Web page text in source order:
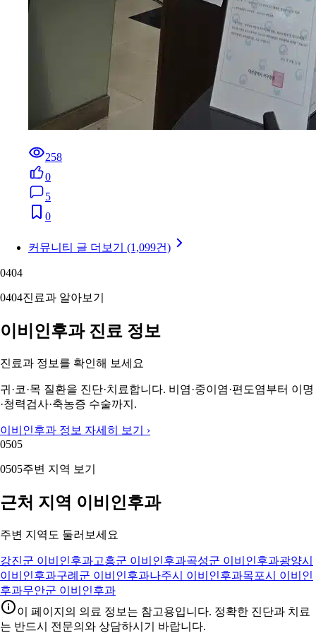
258
0
5
0
커뮤니티 글 더보기 (1,099건)
0404
0404진료과 알아보기
이비인후과 진료 정보
진료과 정보를 확인해 보세요
귀·코·목 질환을 진단·치료합니다. 비염·중이염·편도염부터 이명
·청력검사·축농증 수술까지.
이비인후과 정보 자세히 보기 ›
0505
0505주변 지역 보기
근처 지역 이비인후과
주변 지역도 둘러보세요
강진군 이비인후과고흥군 이비인후과곡성군 이비인후과광양시
이비인후과구례군 이비인후과나주시 이비인후과목포시 이비인
후과무안군 이비인후과
이 페이지의 의료 정보는 참고용입니다. 정확한 진단과 치료
는 반드시 전문의와 상담하시기 바랍니다.